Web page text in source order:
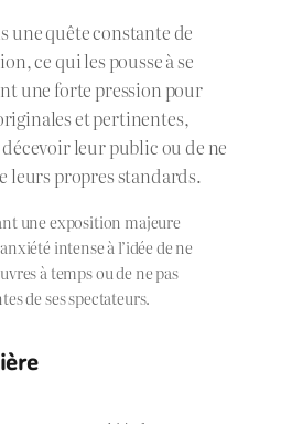
une quête constante de
ce qui les pousse à se
une forte pression pour
et pertinentes,
leur public ou de ne
leurs propres standards.
une exposition majeure
intense à l’idée de ne
à temps ou de ne pas
de ses spectateurs.